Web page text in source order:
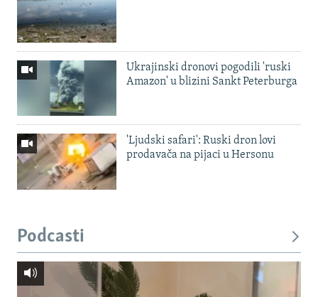
Ukrajinski dronovi pogodili 'ruski
Amazon' u blizini Sankt Peterburga
'Ljudski safari': Ruski dron lovi
prodavača na pijaci u Hersonu
Podcasti